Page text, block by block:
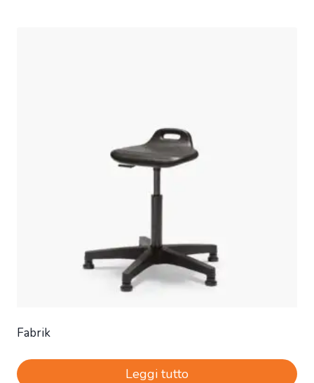
Fabrik
Leggi tutto